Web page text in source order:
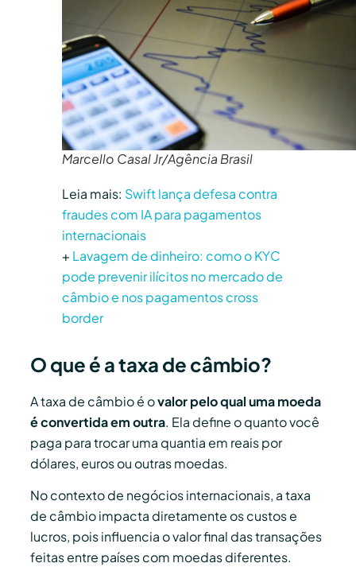
Marcello Casal Jr/Agência Brasil
Leia mais: Swift lança defesa contra
fraudes com IA para pagamentos
internacionais
+ Lavagem de dinheiro: como o KYC
pode prevenir ilícitos no mercado de
câmbio e nos pagamentos cross
border
O que é a taxa de câmbio?
A taxa de câmbio é ovalor pelo qual uma moeda
é convertida em outra. Ela define o quanto você
paga para trocar uma quantia em reais por
dólares, euros ou outras moedas.
No contexto de negócios internacionais, a taxa
de câmbio impacta diretamente os custos e
lucros, pois influencia o valor final das transações
feitas entre países com moedas diferentes.